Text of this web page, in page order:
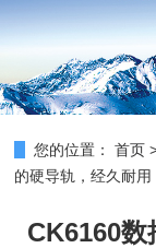
您的位置： 首页
的硬导轨，经久耐用
CK6160